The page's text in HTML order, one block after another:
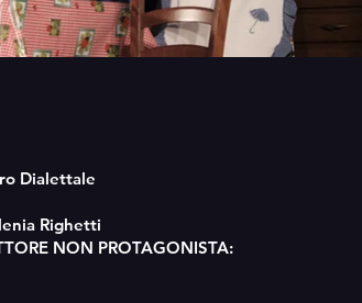
Dialettale
Righetti
NON PROTAGONISTA: